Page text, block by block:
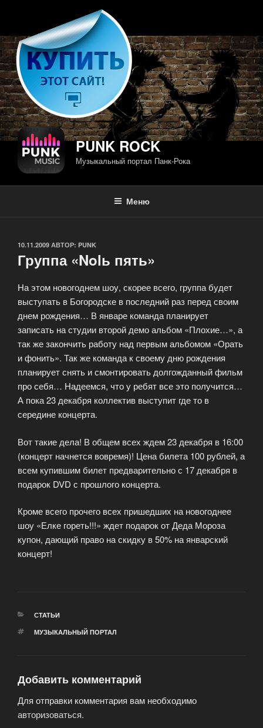
содержимому
PUNK ROCK
Музыкальный портал Панк-Рока
Меню
ОПУБЛИКОВАНО
10.11.2009 АВТОР: PUNK
Группа «Nolь пять»
На этом новогоднем шоу, скорее всего, группа будет
выступать в Богородске в последний раз перед своим
днем рождения… В январе команда планирует
записать на студии второй демо альбом «Плохие…», а
так же закончить работу над первым альбомом «Орать
и фонить». Так же команда к своему дню рождения
планирует снять и смонтировать долгожданный фильм
про себя… Надеемся, что у ребят все это получится…
А пока 23 декабря коллектив выступит где то в
середине концерта.
Вот такие дела! В общем всех ждем 23 декабря в 16:00
(концерт начнется вовремя)! Цена билета 100 рублей, а
всем купившим билет предварительно с 17 декабря в
подарок DVD с прошлого концерта.
Кроме всего прочего всех пришедших на новогоднее
шоу «Елке гореть!!!» ждет подарок от Деда Мороза
купон, дающий право на скидку в 50% на январский
концерт!
РУБРИКИ
СТАТЬИ
МЕТКИ
МУЗЫКАЛЬНЫЙ ПОРТАЛ
Добавить комментарий
Для отправки комментария вам необходимо
авторизоваться.